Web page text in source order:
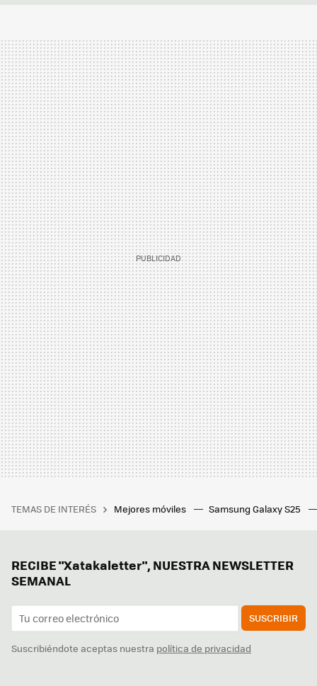
TEMAS DE INTERÉS Mejores móviles Samsung Galaxy S25
RECIBE "Xatakaletter", NUESTRA NEWSLETTER
SEMANAL
SUSCRIBIR
Suscribiéndote aceptas nuestra política de privacidad